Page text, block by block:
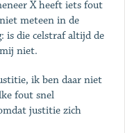
X heeft iets fout
meteen in de
is die celstraf altijd de
niet.
ik ben daar niet
fout snel
justitie zich